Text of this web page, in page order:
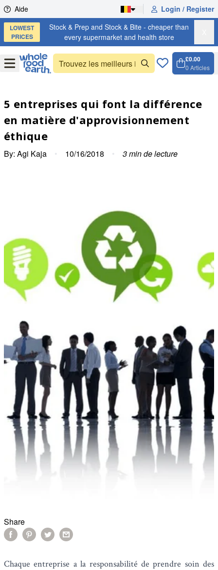
Skip to content
Aide Login / Register
LOWEST
PRICES
Stock & Prep and Stock & Bite - cheaper than
every supermarket and health store
OpenMenu
£0.00
0 Articles
5 entreprises qui font la différence
en matière d'approvisionnement
éthique
By: Agi Kaja • 10/16/2018 • 3min de lecture
Share
Chaque entreprise a la responsabilité de prendre soin des